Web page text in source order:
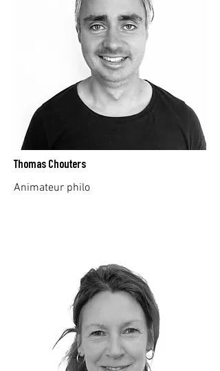
Thomas Chouters
Animateur philo